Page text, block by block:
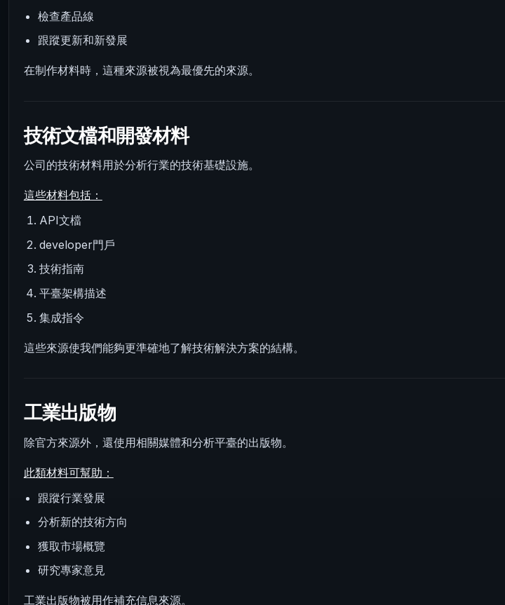
檢查產品線
跟蹤更新和新發展
在制作材料時，這種來源被視為最優先的來源。
技術文檔和開發材料
公司的技術材料用於分析行業的技術基礎設施。
這些材料包括：
API文檔
developer門戶
技術指南
平臺架構描述
集成指令
這些來源使我們能夠更準確地了解技術解決方案的結構。
工業出版物
除官方來源外，還使用相關媒體和分析平臺的出版物。
此類材料可幫助：
跟蹤行業發展
分析新的技術方向
獲取市場概覽
研究專家意見
工業出版物被用作補充信息來源。